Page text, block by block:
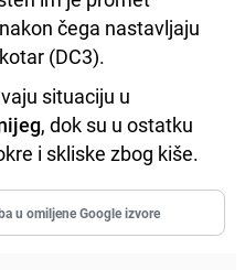
čega nastavljaju
(DC3).
situaciju u
, dok su u ostatku
i skliske zbog kiše.
u omiljene Google izvore